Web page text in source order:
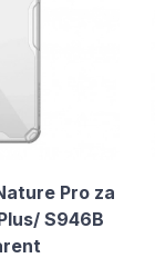
Pro za
S946B